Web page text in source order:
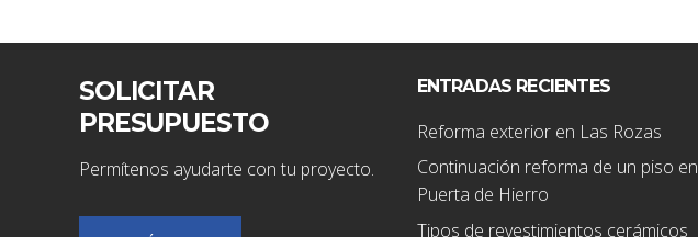
SOLICITAR
PRESUPUESTO
Permítenos ayudarte con tu proyecto.
ENTRADAS RECIENTES
Reforma exterior en Las Rozas
Continuación reforma de un piso en
Puerta de Hierro
Tipos de revestimientos cerámicos